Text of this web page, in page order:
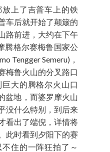
上了吉普车上的铁
车后就开始了颠簸的
路前进，大约在下午
腾格尔赛梅鲁国家公
Tengger Semeru)，
梅鲁火山的分叉路口
大的腾格尔火山口
盆地，而婆罗摩火山
没什么特别，到后来
看出了端倪，详情将
此时看到夕阳下的赛
住的一阵狂拍了～